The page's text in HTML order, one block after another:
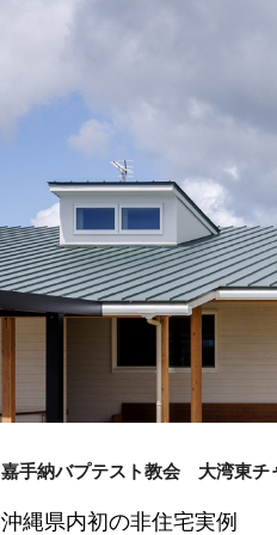
嘉手納バプテスト教会 大湾東チ
沖縄県内初の非住宅実例